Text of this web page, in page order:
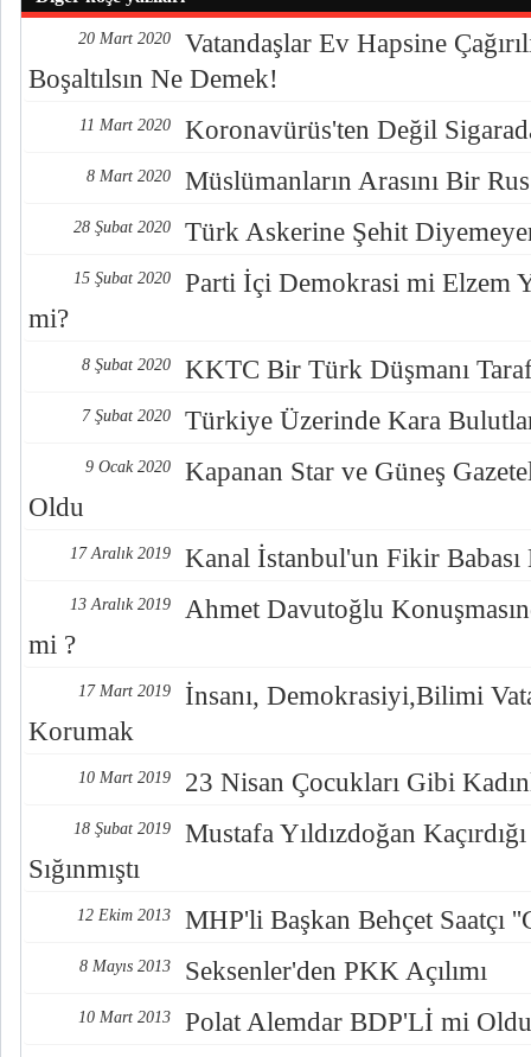
20 Mart 2020
Vatandaşlar Ev Hapsine
Boşaltılsın Ne Demek!
11 Mart 2020 Koronavürüs'ten Değil
8 Mart 2020 Müslümanların Arasını Bir
28 Şubat 2020 Türk Askerine Şehit
15 Şubat 2020
Parti İçi Demokrasi mi Elzem
mi?
8 Şubat 2020 KKTC Bir Türk Düşmanı
7 Şubat 2020 Türkiye Üzerinde Kara
9 Ocak 2020
Kapanan Star ve Güneş
Oldu
17 Aralık 2019 Kanal İstanbul'un Fikir
13 Aralık 2019
Ahmet Davutoğlu
mi ?
17 Mart 2019
İnsanı, Demokrasiyi,Bilimi
Korumak
10 Mart 2019 23 Nisan Çocukları Gibi
18 Şubat 2019
Mustafa Yıldızdoğan
Sığınmıştı
12 Ekim 2013 MHP'li Başkan Behçet Saatçı
8 Mayıs 2013 Seksenler'den PKK Açılımı
10 Mart 2013 Polat Alemdar BDP'Lİ mi